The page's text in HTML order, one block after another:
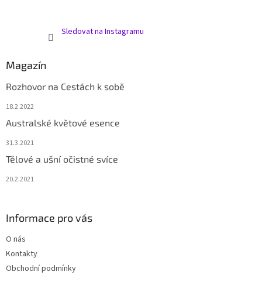
Sledovat na Instagramu
Magazín
Rozhovor na Cestách k sobě
18.2.2022
Australské květové esence
31.3.2021
Tělové a ušní očistné svíce
20.2.2021
Informace pro vás
O nás
Kontakty
Obchodní podmínky